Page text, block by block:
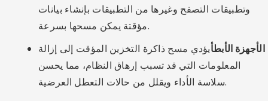
وتطبيقات التصفح وغيرها من التطبيقات بإنشاء بيانات
مؤقتة يمكن مسحها بسرعة.
الأجهزة الأبطأيؤدي مسح ذاكرة التخزين المؤقت إلى إزالة
المعلومات التي قد تسبب إرهاق النظام، مما يحسن
سلاسة الأداء ويقلل من حالات التعطل العرضية.